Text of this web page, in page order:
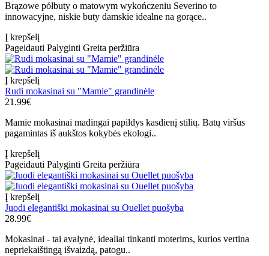
Brązowe półbuty o matowym wykończeniu Severino to
innowacyjne, niskie buty damskie idealne na gorące..
Į krepšelį
Pageidauti Palyginti Greita peržiūra
Į krepšelį
Rudi mokasinai su "Mamie" grandinėle
21.99€
Mamie mokasinai madingai papildys kasdienį stilių. Batų viršus
pagamintas iš aukštos kokybės ekologi..
Į krepšelį
Pageidauti Palyginti Greita peržiūra
Į krepšelį
Juodi elegantiški mokasinai su Ouellet puošyba
28.99€
Mokasinai - tai avalynė, idealiai tinkanti moterims, kurios vertina
nepriekaištingą išvaizdą, patogu..